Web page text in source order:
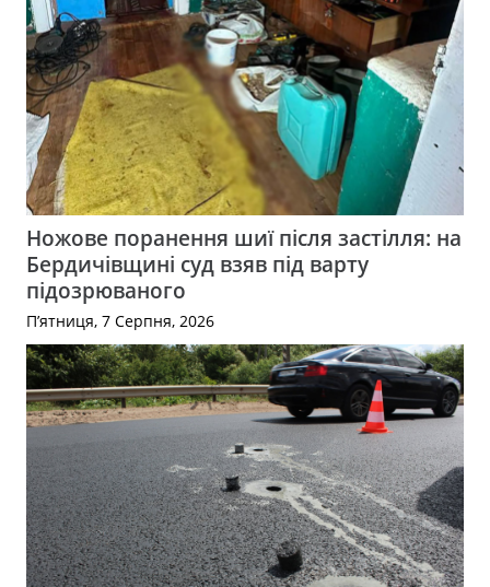
Ножове поранення шиї після застілля: на
Бердичівщині суд взяв під варту
підозрюваного
П’ятниця, 7 Серпня, 2026